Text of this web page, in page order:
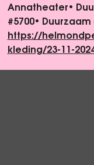
Annatheater•
#5700•
https://
kleding/23-11-